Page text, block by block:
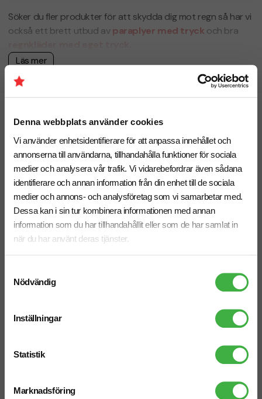
Denna webbplats använder cookies
Vi använder enhetsidentifierare för att anpassa innehållet och
annonserna till användarna, tillhandahålla funktioner för sociala
medier och analysera vår trafik. Vi vidarebefordrar även sådana
identifierare och annan information från din enhet till de sociala
medier och annons- och analysföretag som vi samarbetar med.
Dessa kan i sin tur kombinera informationen med annan
information som du har tillhandahållit eller som de har samlat in
när du har använt deras tjänster.
Nödvändig
Inställningar
Statistik
Marknadsföring
Söker du fler produkter för att skydda dig mot regn så har vi
också ett brett utbud avparaplyer med tryck och bra
Läs mer
Vi hjälper dig gärna!
Telefon: 019-760 65 00
Mån-fre 08.30 - 17.00
Mejl